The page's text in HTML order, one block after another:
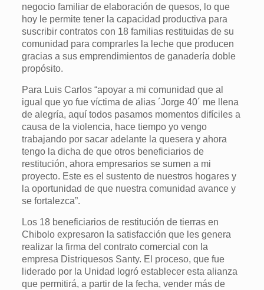
negocio familiar de elaboración de quesos, lo que
hoy le permite tener la capacidad productiva para
suscribir contratos con 18 familias restituidas de su
comunidad para comprarles la leche que producen
gracias a sus emprendimientos de ganadería doble
propósito.
Para Luis Carlos “apoyar a mi comunidad que al
igual que yo fue víctima de alias ´Jorge 40´ me llena
de alegría, aquí todos pasamos momentos difíciles a
causa de la violencia, hace tiempo yo vengo
trabajando por sacar adelante la quesera y ahora
tengo la dicha de que otros beneficiarios de
restitución, ahora empresarios se sumen a mi
proyecto. Este es el sustento de nuestros hogares y
la oportunidad de que nuestra comunidad avance y
se fortalezca”.
Los 18 beneficiarios de restitución de tierras en
Chibolo expresaron la satisfacción que les genera
realizar la firma del contrato comercial con la
empresa Distriquesos Santy. El proceso, que fue
liderado por la Unidad logró establecer esta alianza
que permitirá, a partir de la fecha, vender más de